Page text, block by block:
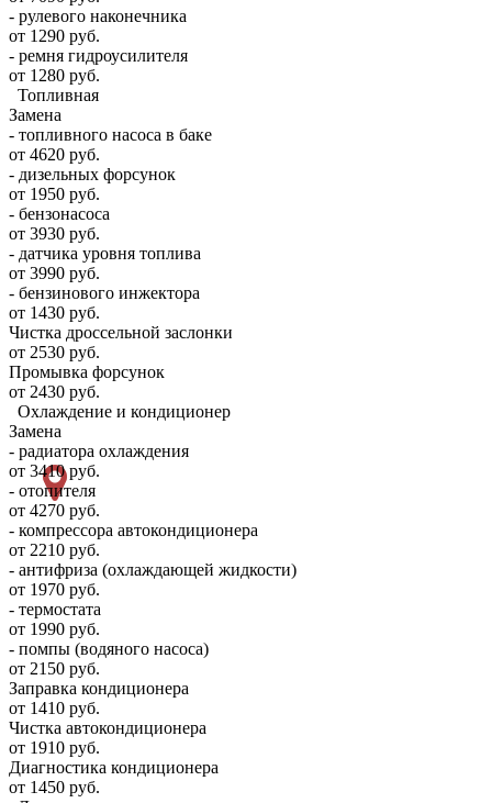
- рулевого наконечника
от 1290 руб.
- ремня гидроусилителя
от 1280 руб.
Топливная
Замена
- топливного насоса в баке
от 4620 руб.
- дизельных форсунок
от 1950 руб.
- бензонасоса
от 3930 руб.
- датчика уровня топлива
от 3990 руб.
- бензинового инжектора
от 1430 руб.
Чистка дроссельной заслонки
от 2530 руб.
Промывка форсунок
от 2430 руб.
Охлаждение и кондиционер
Замена
- радиатора охлаждения
от 3410 руб.
- отопителя
от 4270 руб.
- компрессора автокондиционера
от 2210 руб.
- антифриза (охлаждающей жидкости)
от 1970 руб.
- термостата
от 1990 руб.
- помпы (водяного насоса)
от 2150 руб.
Заправка кондиционера
от 1410 руб.
Чистка автокондиционера
от 1910 руб.
Диагностика кондиционера
от 1450 руб.